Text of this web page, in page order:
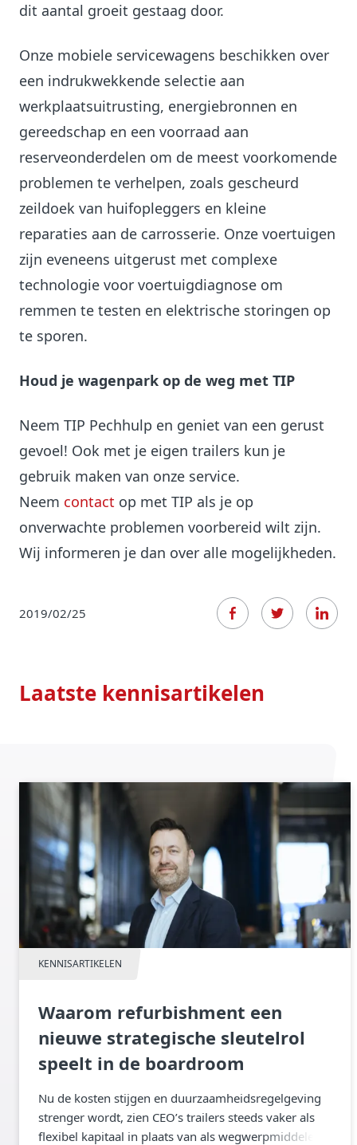
dit aantal groeit gestaag door.
Onze mobiele servicewagens beschikken over
een indrukwekkende selectie aan
werkplaatsuitrusting, energiebronnen en
gereedschap en een voorraad aan
reserveonderdelen om de meest voorkomende
problemen te verhelpen, zoals gescheurd
zeildoek van huifopleggers en kleine
reparaties aan de carrosserie. Onze voertuigen
zijn eveneens uitgerust met complexe
technologie voor voertuigdiagnose om
remmen te testen en elektrische storingen op
te sporen.
Houd je wagenpark op de weg met TIP
Neem TIP Pechhulp en geniet van een gerust
gevoel! Ook met je eigen trailers kun je
gebruik maken van onze service.
Neem contact op met TIP als je op
onverwachte problemen voorbereid wilt zijn.
Wij informeren je dan over alle mogelijkheden.
2019/02/25
Laatste kennisartikelen
KENNISARTIKELEN
Waarom refurbishment een
nieuwe strategische sleutelrol
speelt in de boardroom
Nu de kosten stijgen en duurzaamheidsregelgeving
strenger wordt, zien CEO’s trailers steeds vaker als
flexibel kapitaal in plaats van als wegwerpmiddelen.